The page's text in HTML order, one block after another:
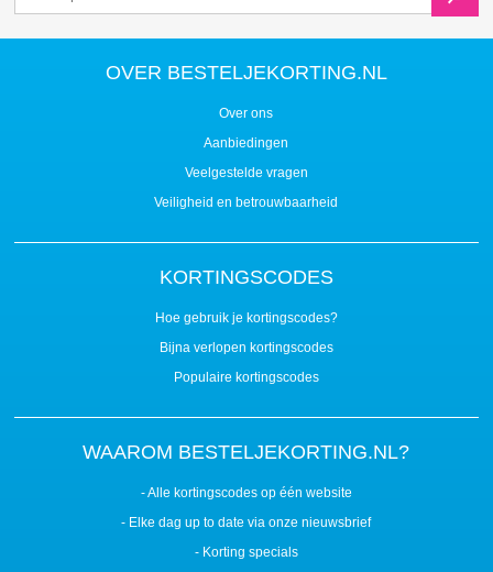
OVER BESTELJEKORTING.NL
Over ons
Aanbiedingen
Veelgestelde vragen
Veiligheid en betrouwbaarheid
KORTINGSCODES
Hoe gebruik je kortingscodes?
Bijna verlopen kortingscodes
Populaire kortingscodes
WAAROM BESTELJEKORTING.NL?
- Alle kortingscodes op één website
- Elke dag up to date via onze nieuwsbrief
- Korting specials